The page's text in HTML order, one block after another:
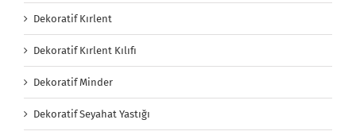
Dekoratif Kırlent
Dekoratif Kırlent Kılıfı
Dekoratif Minder
Dekoratif Seyahat Yastığı